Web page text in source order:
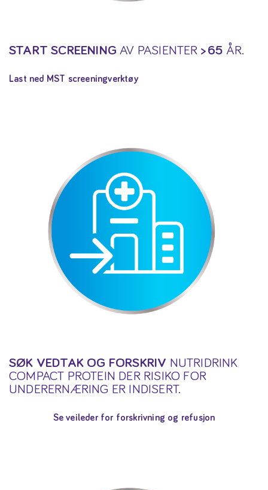
START SCREENING AV PASIENTER > 65 ÅR.
Last ned MST screeningverktøy
SØK VEDTAK OG FORSKRIV NUTRIDRINK
COMPACT PROTEIN DER RISIKO FOR
UNDERERNÆRING ER INDISERT.
Se veileder for forskrivning og refusjon